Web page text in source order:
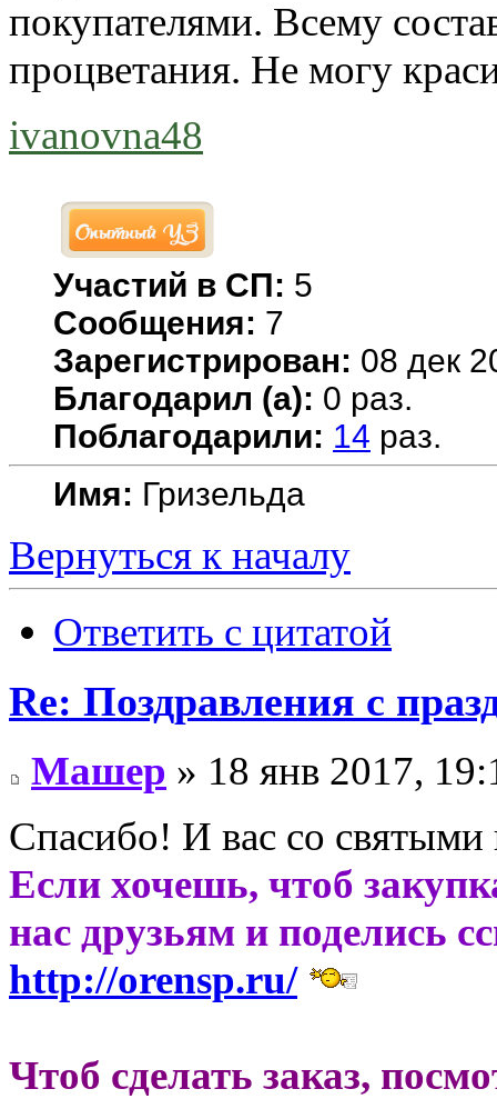
покупателями. Всему
процветания. Не могу
ivanovna48
Участий в СП: 5
Сообщения: 7
Зарегистрирован: 08 дек
Благодарил (а): 0 раз.
Поблагодарили: 14 раз.
Имя: Гризельда
Вернуться к началу
Ответить с цитатой
Re: Поздравления с
Машер » 18 янв 2017,
Спасибо! И вас со
Если хочешь, чтоб
нас друзьям и поделись
http://orensp.ru/
Чтоб сделать заказ,